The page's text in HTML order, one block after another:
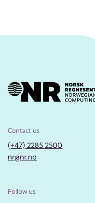
Contact us
(+47) 2285 2500
nr@nr.no
Follow us